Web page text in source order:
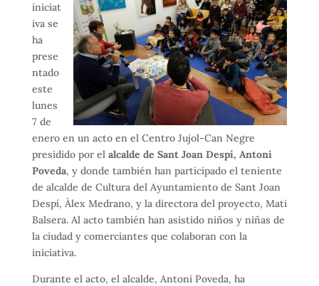
iniciat
iva se
ha
prese
ntado
este
lunes
7 de
enero en un acto en el Centro Jujol-Can Negre
presidido por el alcalde de Sant Joan Despí, Antoni
Poveda, y donde también han participado el teniente
de alcalde de Cultura del Ayuntamiento de Sant Joan
Despí, Àlex Medrano, y la directora del proyecto, Mati
Balsera. Al acto también han asistido niños y niñas de
la ciudad y comerciantes que colaboran con la
iniciativa.
Durante el acto, el alcalde, Antoni Poveda, ha